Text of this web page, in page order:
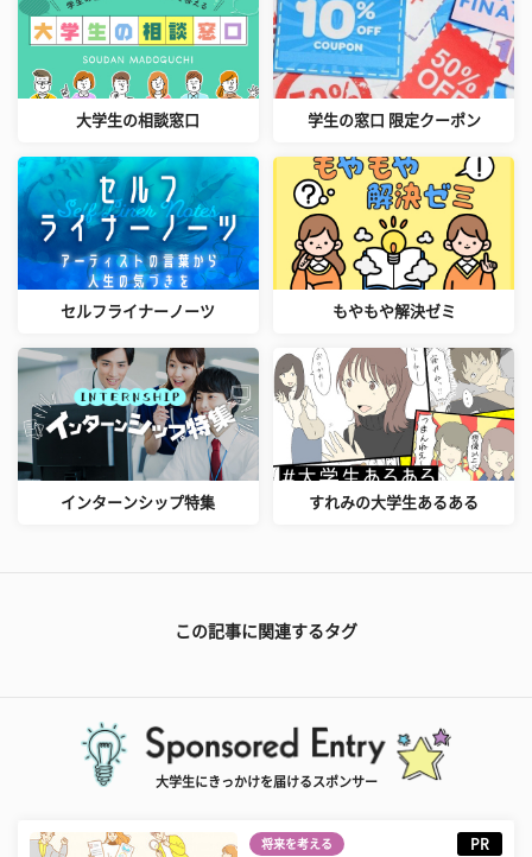
大学生の相談窓口 学生の窓口 限定クーポン
セルフライナーノーツ もやもや解決ゼミ
インターンシップ特集 すれみの大学生あるある
この記事に関連するタグ
大学生にきっかけを届けるスポンサー
将来を考える PR